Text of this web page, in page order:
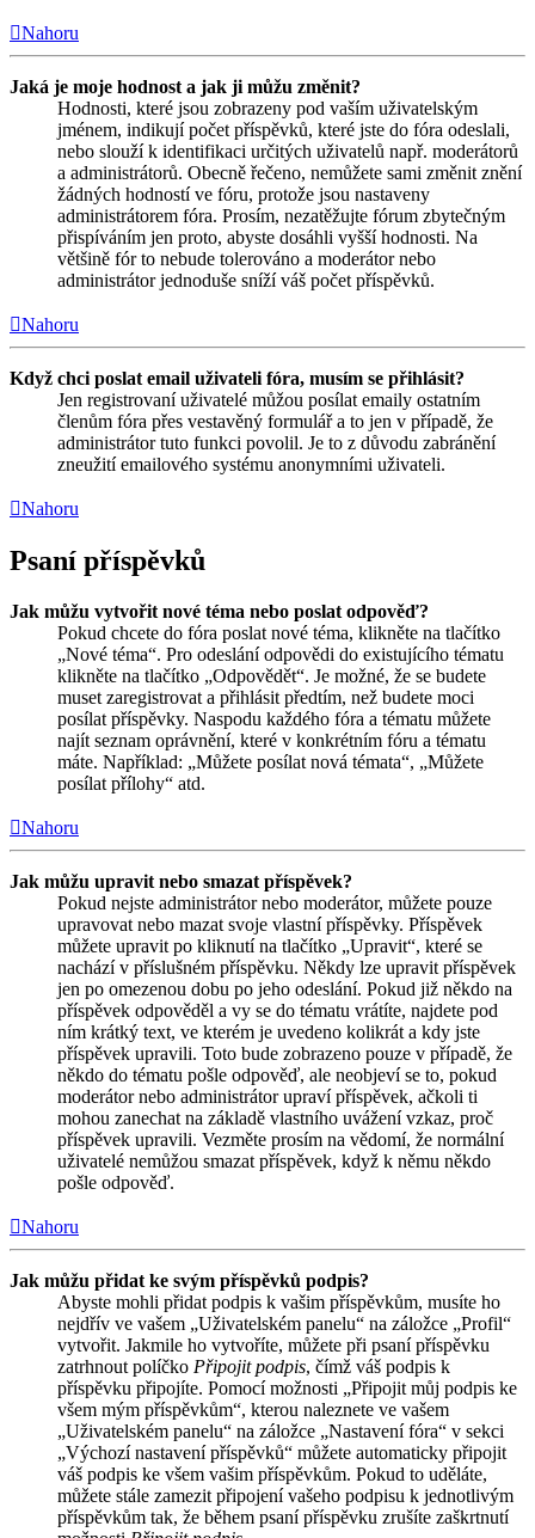
Nahoru
Jaká je moje hodnost a jak ji můžu změnit?
Hodnosti, které jsou zobrazeny pod vaším uživatelským
jménem, indikují počet příspěvků, které jste do fóra odeslali,
nebo slouží k identifikaci určitých uživatelů např. moderátorů
a administrátorů. Obecně řečeno, nemůžete sami změnit znění
žádných hodností ve fóru, protože jsou nastaveny
administrátorem fóra. Prosím, nezatěžujte fórum zbytečným
přispíváním jen proto, abyste dosáhli vyšší hodnosti. Na
většině fór to nebude tolerováno a moderátor nebo
administrátor jednoduše sníží váš počet příspěvků.
Nahoru
Když chci poslat email uživateli fóra, musím se přihlásit?
Jen registrovaní uživatelé můžou posílat emaily ostatním
členům fóra přes vestavěný formulář a to jen v případě, že
administrátor tuto funkci povolil. Je to z důvodu zabránění
zneužití emailového systému anonymními uživateli.
Nahoru
Psaní příspěvků
Jak můžu vytvořit nové téma nebo poslat odpověď?
Pokud chcete do fóra poslat nové téma, klikněte na tlačítko
„Nové téma“. Pro odeslání odpovědi do existujícího tématu
klikněte na tlačítko „Odpovědět“. Je možné, že se budete
muset zaregistrovat a přihlásit předtím, než budete moci
posílat příspěvky. Naspodu každého fóra a tématu můžete
najít seznam oprávnění, které v konkrétním fóru a tématu
máte. Například: „Můžete posílat nová témata“, „Můžete
posílat přílohy“ atd.
Nahoru
Jak můžu upravit nebo smazat příspěvek?
Pokud nejste administrátor nebo moderátor, můžete pouze
upravovat nebo mazat svoje vlastní příspěvky. Příspěvek
můžete upravit po kliknutí na tlačítko „Upravit“, které se
nachází v příslušném příspěvku. Někdy lze upravit příspěvek
jen po omezenou dobu po jeho odeslání. Pokud již někdo na
příspěvek odpověděl a vy se do tématu vrátíte, najdete pod
ním krátký text, ve kterém je uvedeno kolikrát a kdy jste
příspěvek upravili. Toto bude zobrazeno pouze v případě, že
někdo do tématu pošle odpověď, ale neobjeví se to, pokud
moderátor nebo administrátor upraví příspěvek, ačkoli ti
mohou zanechat na základě vlastního uvážení vzkaz, proč
příspěvek upravili. Vezměte prosím na vědomí, že normální
uživatelé nemůžou smazat příspěvek, když k němu někdo
pošle odpověď.
Nahoru
Jak můžu přidat ke svým příspěvků podpis?
Abyste mohli přidat podpis k vašim příspěvkům, musíte ho
nejdřív ve vašem „Uživatelském panelu“ na záložce „Profil“
vytvořit. Jakmile ho vytvoříte, můžete při psaní příspěvku
zatrhnout políčko Připojit podpis, čímž váš podpis k
příspěvku připojíte. Pomocí možnosti „Připojit můj podpis ke
všem mým příspěvkům“, kterou naleznete ve vašem
„Uživatelském panelu“ na záložce „Nastavení fóra“ v sekci
„Výchozí nastavení příspěvků“ můžete automaticky připojit
váš podpis ke všem vašim příspěvkům. Pokud to uděláte,
můžete stále zamezit připojení vašeho podpisu k jednotlivým
příspěvkům tak, že během psaní příspěvku zrušíte zaškrtnutí